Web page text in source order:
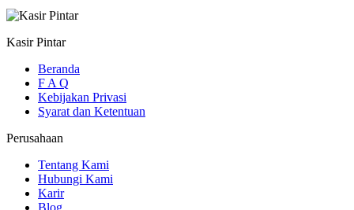
Kasir Pintar
Beranda
F A Q
Kebijakan Privasi
Syarat dan Ketentuan
Perusahaan
Tentang Kami
Hubungi Kami
Karir
Blog